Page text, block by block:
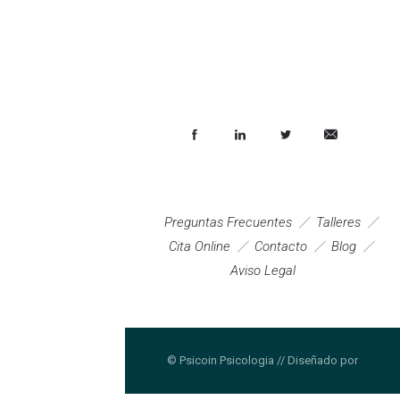
Preguntas Frecuentes
Talleres
Cita Online
Contacto
Blog
Aviso Legal
© Psicoin Psicologia // Diseñado por